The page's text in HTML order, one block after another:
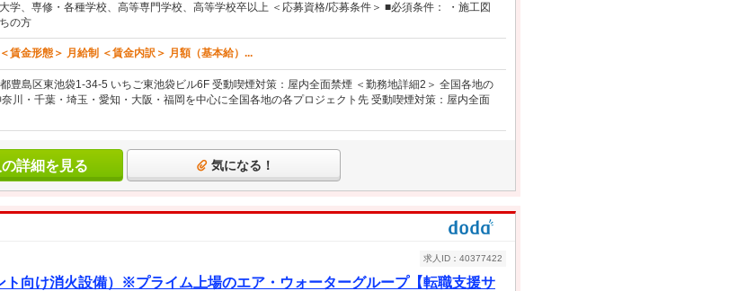
学、専修・各種学校、高等専門学校、高等学校卒以上 ＜応募資格/応募条件＞ ■必須条件： ・施工図
の方
賃金形態＞ 月給制 ＜賃金内訳＞ 月額（基本給）...
豊島区東池袋1-34-5 いちご東池袋ビル6F 受動喫煙対策：屋内全面禁煙 ＜勤務地詳細2＞ 全国各地の
川・千葉・埼玉・愛知・大阪・福岡を中心に全国各地の各プロジェクト先 受動喫煙対策：屋内全面
詳細を見る 気になる！
ト向け消火設備）※プライム上場のエア・ウォーターグループ【転職支援サ
求人ID：40377422